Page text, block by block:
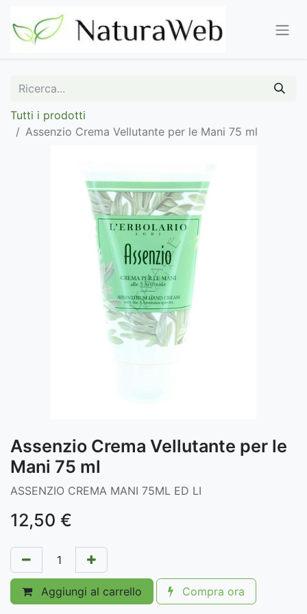
Tutti i prodotti
Assenzio Crema Vellutante per le Mani 75 ml
Assenzio Crema Vellutante per le
Mani 75 ml
ASSENZIO CREMA MANI 75ML ED LI
12,50 €
Aggiungi al carrello Compra ora